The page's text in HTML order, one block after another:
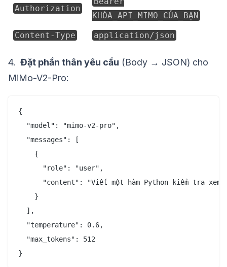
Authorization
KHÓA_API_MIMO_CỦA_BẠN
Content-Type application/json
4. Đặt phần thân yêu cầu (Body → JSON) cho
MiMo-V2-Pro:
{
  "model": "mimo-v2-pro",
  "messages": [
    {
      "role": "user",
"content": "Viết một hàm Python kiểm tra
    }
  ],
  "temperature": 0.6,
  "max_tokens": 512